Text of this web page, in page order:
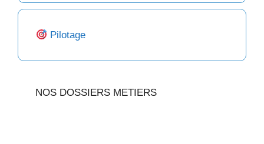
Pilotage
NOS DOSSIERS METIERS